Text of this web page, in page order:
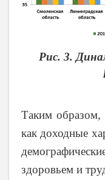
Рис. 3.
Таким образом,
как доходные
здоровьем и